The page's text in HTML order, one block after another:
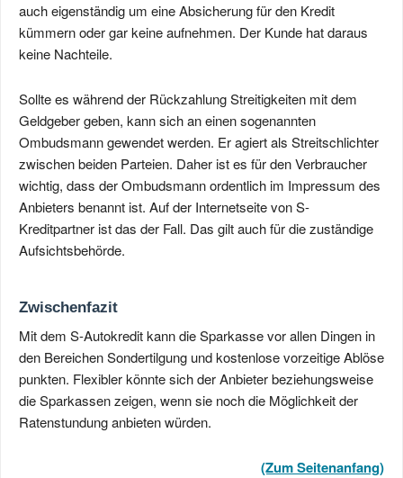
auch eigenständig um eine Absicherung für den Kredit
kümmern oder gar keine aufnehmen. Der Kunde hat daraus
keine Nachteile.
Sollte es während der Rückzahlung Streitigkeiten mit dem
Geldgeber geben, kann sich an einen sogenannten
Ombudsmann gewendet werden. Er agiert als Streitschlichter
zwischen beiden Parteien. Daher ist es für den Verbraucher
wichtig, dass der Ombudsmann ordentlich im Impressum des
Anbieters benannt ist. Auf der Internetseite von S-
Kreditpartner ist das der Fall. Das gilt auch für die zuständige
Aufsichtsbehörde.
Zwischenfazit
Mit dem S-Autokredit kann die Sparkasse vor allen Dingen in
den Bereichen Sondertilgung und kostenlose vorzeitige Ablöse
punkten. Flexibler könnte sich der Anbieter beziehungsweise
die Sparkassen zeigen, wenn sie noch die Möglichkeit der
Ratenstundung anbieten würden.
(Zum Seitenanfang)